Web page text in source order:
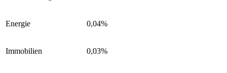
Energie 0,04%
Immobilien 0,03%